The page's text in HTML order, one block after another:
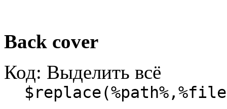
Back cover
Код: Выделить всё